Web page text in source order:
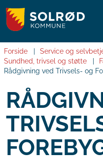
Forside Service og
Sundhed, trivsel og støtte
Rådgivning ved Trivsels- og